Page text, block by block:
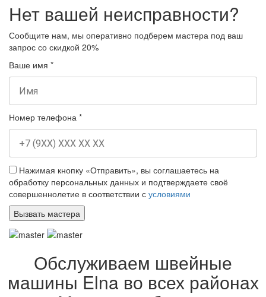
Нет вашей неисправности?
Сообщите нам, мы оперативно подберем мастера под ваш
запрос со скидкой 20%
Ваше имя *
Номер телефона *
Нажимая кнопку «Отправить», вы соглашаетесь на
обработку персональных данных и подтверждаете своё
совершеннолетие в соответствии с условиями
Обслуживаем швейные
машины Elna во всех районах